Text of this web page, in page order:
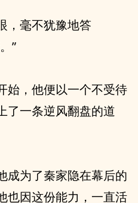
，毫不犹豫地答
”
始，他便以一个不受待
了一条逆风翻盘的道
成为了秦家隐在幕后的
也因这份能力，一直活